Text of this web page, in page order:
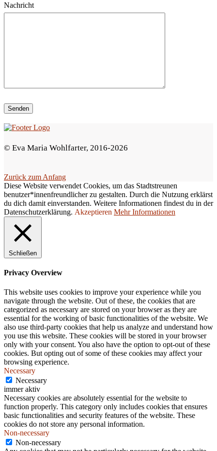
s
e
s
e
l
l
e
e
Nachricht
© Eva Maria Wohlfarter, 2016-2026
Zurück zum Anfang
Diese Website verwendet Cookies, um das Stadtstreunen
benutzer*innenfreundlicher zu gestalten. Durch die Nutzung erklärst
du dich damit einverstanden. Weitere Informationen findest du in der
Datenschutzerklärung. Akzeptieren Mehr Informationen
Schließen
Privacy Overview
This website uses cookies to improve your experience while you
navigate through the website. Out of these, the cookies that are
categorized as necessary are stored on your browser as they are
essential for the working of basic functionalities of the website. We
also use third-party cookies that help us analyze and understand how
you use this website. These cookies will be stored in your browser
only with your consent. You also have the option to opt-out of these
cookies. But opting out of some of these cookies may affect your
browsing experience.
Necessary
Necessary
immer aktiv
Necessary cookies are absolutely essential for the website to
function properly. This category only includes cookies that ensures
basic functionalities and security features of the website. These
cookies do not store any personal information.
Non-necessary
Non-necessary